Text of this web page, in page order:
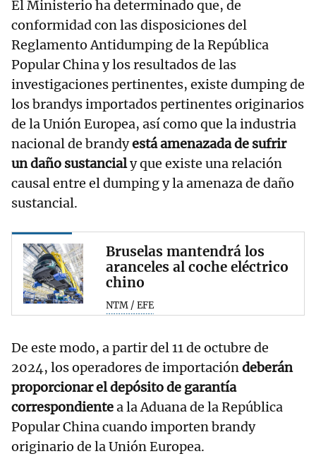
El Ministerio ha determinado que, de
conformidad con las disposiciones del
Reglamento Antidumping de la República
Popular China y los resultados de las
investigaciones pertinentes, existe dumping de
los brandys importados pertinentes originarios
de la Unión Europea, así como que la industria
nacional de brandyestá amenazada de sufrir
un daño sustancialy que existe una relación
causal entre el dumping y la amenaza de daño
sustancial.
Bruselas mantendrá los
aranceles al coche eléctrico
chino
NTM / EFE
De este modo, a partir del 11 de octubre de
2024, los operadores de importacióndeberán
proporcionar el depósito de garantía
correspondientea la Aduana de la República
Popular China cuando importen brandy
originario de la Unión Europea.